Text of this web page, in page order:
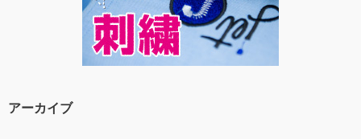
アーカイブ